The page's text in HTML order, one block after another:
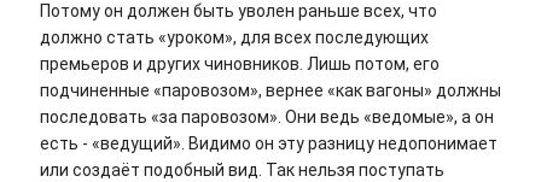
Потому он должен быть уволен раньше всех, что
должно стать «уроком», для всех последующих
премьеров и других чиновников. Лишь потом, его
подчиненные «паровозом», вернее «как вагоны» должны
последовать «за паровозом». Они ведь «ведомые», а он
есть - «ведущий». Видимо он эту разницу недопонимает
или создаёт подобный вид. Так нельзя поступать